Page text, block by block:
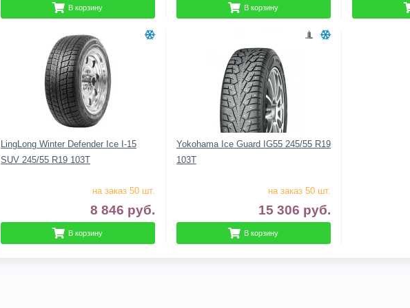
В корзину В корзину
LingLong Winter Defender Ice I-15
SUV 245/55 R19 103T
на заказ 50 шт.
8 846 руб.
В корзину
Yokohama Ice Guard IG55 245/55 R19
103T
на заказ 50 шт.
15 306 руб.
В корзину